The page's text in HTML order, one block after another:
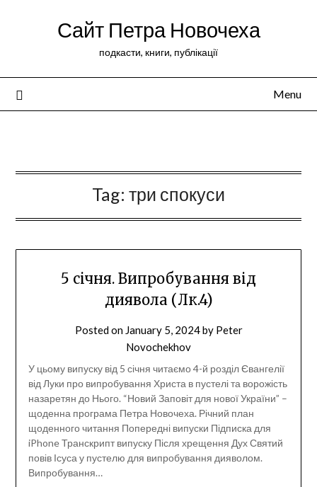
Сайт Петра Новочеха
подкасти, книги, публікації
Menu
Tag: три спокуси
5 січня. Випробування від
диявола (Лк.4)
Posted on January 5, 2024by Peter
Novochekhov
У цьому випуску від 5 січня читаємо 4-й розділ Євангелії
від Луки про випробування Христа в пустелі та ворожість
назаретян до Нього. “Новий Заповіт для нової України” –
щоденна програма Петра Новочеха. Річний план
щоденного читання Попередні випуски Підписка для
iPhone Транскрипт випуску Після хрещення Дух Святий
повів Ісуса у пустелю для випробування дияволом.
Випробування…